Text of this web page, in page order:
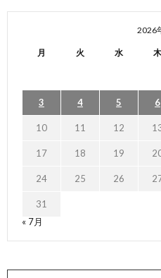
2026
月 火 水 木
3 4 5 6
10 11 12
17 18 19
24 25 26
31
« 7月